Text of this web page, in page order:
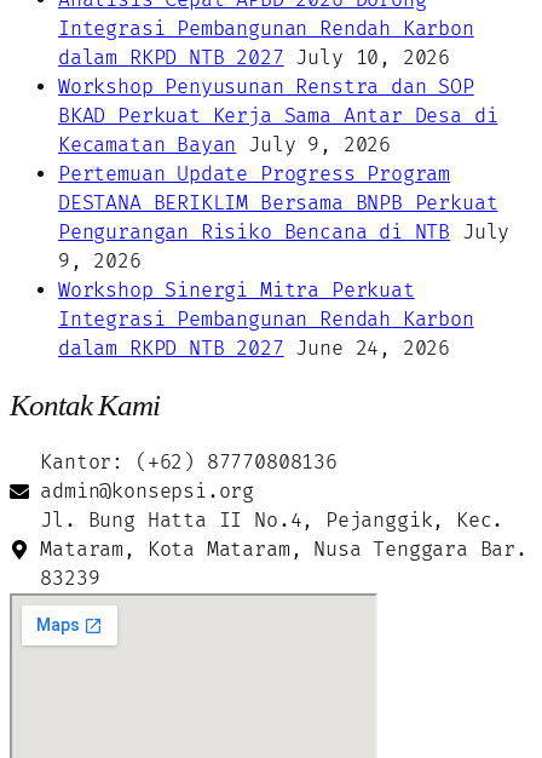
Integrasi Pembangunan Rendah Karbon
dalam RKPD NTB 2027 July 10, 2026
Workshop Penyusunan Renstra dan SOP
BKAD Perkuat Kerja Sama Antar Desa di
Kecamatan Bayan July 9, 2026
Pertemuan Update Progress Program
DESTANA BERIKLIM Bersama BNPB Perkuat
Pengurangan Risiko Bencana di NTB July
9, 2026
Workshop Sinergi Mitra Perkuat
Integrasi Pembangunan Rendah Karbon
dalam RKPD NTB 2027 June 24, 2026
Kontak Kami
Kantor: (+62) 87770808136
admin@konsepsi.org
Jl. Bung Hatta II No.4, Pejanggik, Kec.
Mataram, Kota Mataram, Nusa Tenggara Bar.
83239